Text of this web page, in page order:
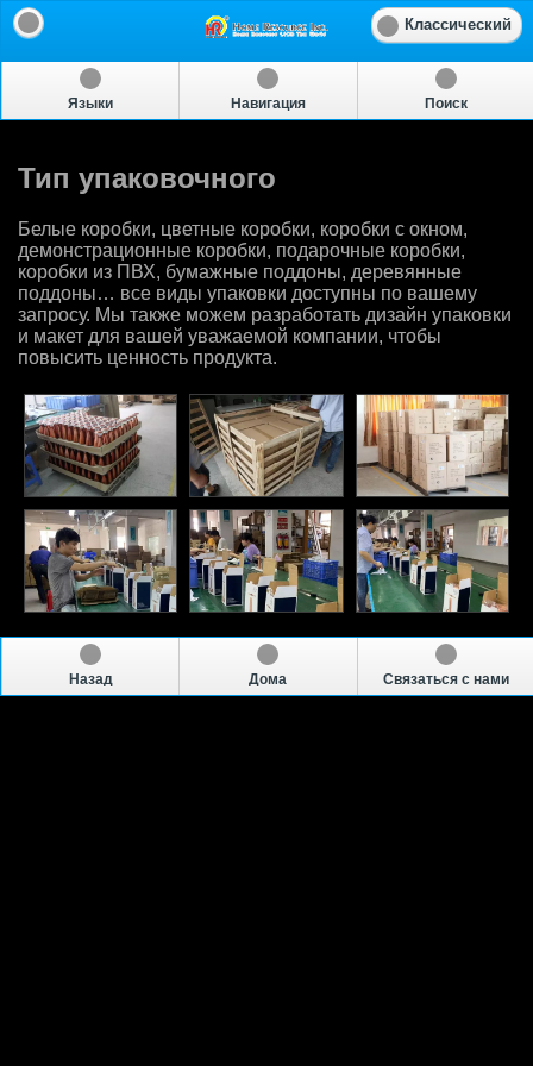
Классический
Языки Навигация Поиск
Тип упаковочного
Белые коробки, цветные коробки, коробки с окном,
демонстрационные коробки, подарочные коробки,
коробки из ПВХ, бумажные поддоны, деревянные
поддоны… все виды упаковки доступны по вашему
запросу. Мы также можем разработать дизайн упаковки
и макет для вашей уважаемой компании, чтобы
повысить ценность продукта.
Назад Дома Связаться с нами